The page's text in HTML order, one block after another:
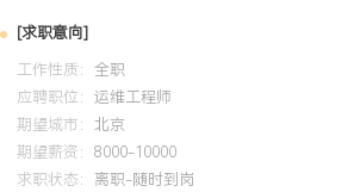
4.通过项目积累的多活建设经验，使公司
教育背景
[求职意向]
工作性质： 全职
应聘职位： 运维工程师
期望城市： 北京
期望薪资： 8000-10000
求职状态： 离职-随时到岗